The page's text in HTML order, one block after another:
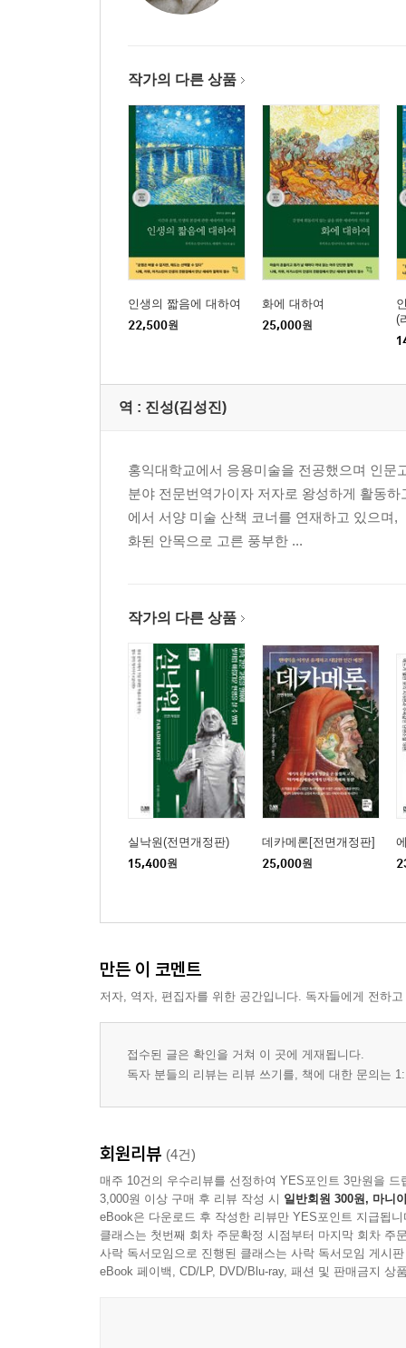
작가의 다른 상품
인생의 짧음에 대하여
22,500원
화에 대하여
25,000원
(
역 : 진성(김성진)
홍익대학교에서 응용미술을 전공했으며 인문
분야 전문번역가이자 저자로 왕성하게 활동
에서 서양 미술 산책 코너를 연재하고 있으며
화된 안목으로 고른 풍부한 ...
작가의 다른 상품
실낙원(전면개정판)
15,400원
데카메론[전면개정판]
25,000원
만든 이 코멘트
저자, 역자, 편집자를 위한 공간입니다. 독자들에게 전하
접수된 글은 확인을 거쳐 이 곳에 게재됩니다.
독자 분들의 리뷰는 리뷰 쓰기를, 책에 대한 문의는
회원리뷰 (4건)
매주 10건의 우수리뷰를 선정하여 YES포인트 3만원을 드
3,000원 이상 구매 후 리뷰 작성 시 일반회원 300원, 마니
eBook은 다운로드 후 작성한 리뷰만 YES포인트 지급됩니
클래스는 첫번째 회차 주문확정 시점부터 마지막 회차 주
사락 독서모임으로 진행된 클래스는 사락 독서모임 게시
eBook 페이백, CD/LP, DVD/Blu-ray, 패션 및 판매금지 상